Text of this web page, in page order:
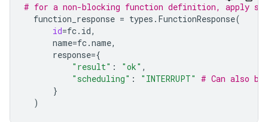
# for a non-blocking function definition, apply
function_response = types . FunctionResponse(
id=fc. id,
name=fc.name,
response={
"result" : "ok" ,
"scheduling" : "INTERRUPT" # Can also be
}
)